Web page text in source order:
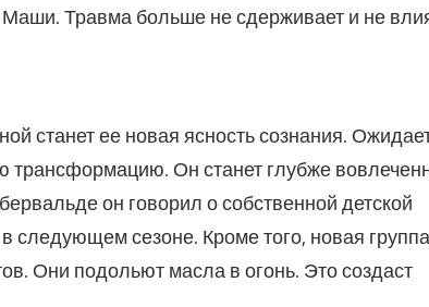
Маши. Травма больше не сдерживает и не
станет ее новая ясность сознания.
трансформацию. Он станет глубже
он говорил о собственной детской
следующем сезоне. Кроме того, новая группа
Они подольют масла в огонь. Это создаст